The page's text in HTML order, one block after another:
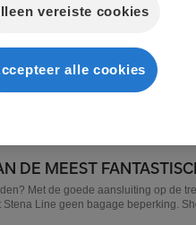
DE MEEST
Met de goede aansluiting op de
Line geen bagage beperking.
vereiste cookies
alle cookies